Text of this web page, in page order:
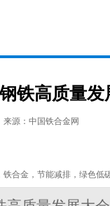
铁高质量
来源：中国铁合金网
合金，节能减排，绿色低